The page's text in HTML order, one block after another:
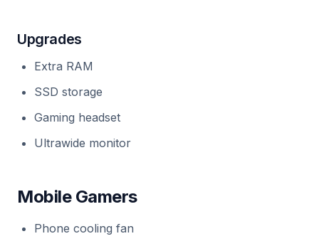
Upgrades
Extra RAM
SSD storage
Gaming headset
Ultrawide monitor
Mobile Gamers
Phone cooling fan